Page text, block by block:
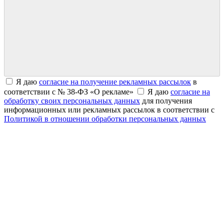
Я даю согласие на получение рекламных рассылок в
соответствии с № 38-ФЗ «О рекламе»
Я даю согласие на
обработку своих персональных данных для получения
информационных или рекламных рассылок в соответствии с
Политикой в отношении обработки персональных данных